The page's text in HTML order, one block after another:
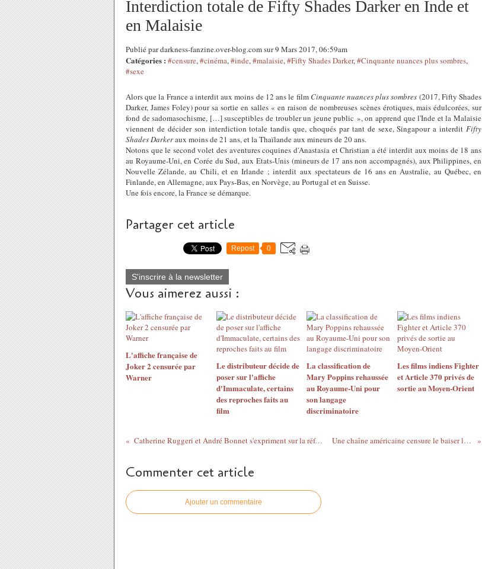
Interdiction totale de Fifty Shades Darker en Inde et
en Malaisie
Publié par darkness-fanzine.over-blog.com sur 9 Mars 2017, 06:59am
Catégories : #censure,#cinéma,#inde,#malaisie,#Fifty Shades Darker,#Cinquante nuances plus sombres,
#sexe
Alors que la France a interdit aux moins de 12 ans le film Cinquante nuances plus sombres (2017, Fifty Shades
Darker, James Foley) pour sa sortie en salles « en raison de nombreuses scènes érotiques, mais édulcorées, sur
fond de sadomasochisme, […] susceptibles de troubler un jeune public », on apprend que l'Inde et la Malaisie
viennent de décider son interdiction totale tandis que, choqués par tant de sexe, Singapour a interdit Fifty
Shades Darkeraux moins de 21 ans, et la Thaïlande aux mineurs de 20 ans.
Notons que le second volet des aventures coquines d'Anastasia et Christian a été interdit aux moins de 18 ans
au Royaume-Uni, en Corée du Sud, aux Etats-Unis (mineurs de 17 ans non accompagnés), aux Philippines, en
Nouvelle Zélande, au Chili, et en Irlande ; interdit aux spectateurs de 16 ans en Australie, au Québec, en
Finlande, en Allemagne, aux Pays-Bas, en Norvège, au Portugal et en Suisse.
Une fois encore, la France se démarque.
Partager cet article
Repost 0
S'inscrire à la newsletter
Vous aimerez aussi :
L'affiche française de
Joker 2 censurée par
Warner
Le distributeur décide de
poser sur l'affiche
d'Immaculate, certains
des reproches faits au
film
La classification de
Mary Poppins rehaussée
au Royaume-Uni pour
son langage
discriminatoire
Les films indiens Fighter
et Article 370 privés de
sortie au Moyen-Orient
Catherine Ruggeri et André Bonnet s'expriment sur la réforme de l'interdiction aux mineurs Une chaîne américaine censure le baiser lesbien de Cruel Intentions
Commenter cet article
Ajouter un commentaire